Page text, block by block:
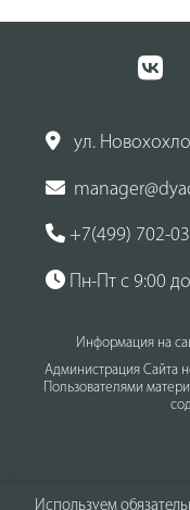
Используем
ул.
+7(499) 702-
Пн-Пт с 9:00
Информация на
Администрация Сайта
Пользователями